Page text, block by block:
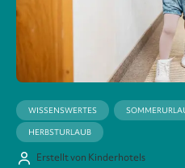
WISSENSWERTES
HERBSTURLAUB
Erstellt von Kinderhotels